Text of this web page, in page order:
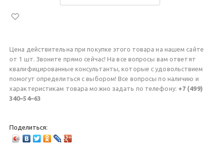
Цена действительна при покупке этого товара на нашем сайте
от 1 шт. Звоните прямо сейчас! На все вопросы вам ответят
квалифицированные консультанты, которые с удовольствием
помогут определиться с выбором! Все вопросы по наличию и
характеристикам товара можно задать по телефону: +7 (499)
340–54–63
Поделиться: